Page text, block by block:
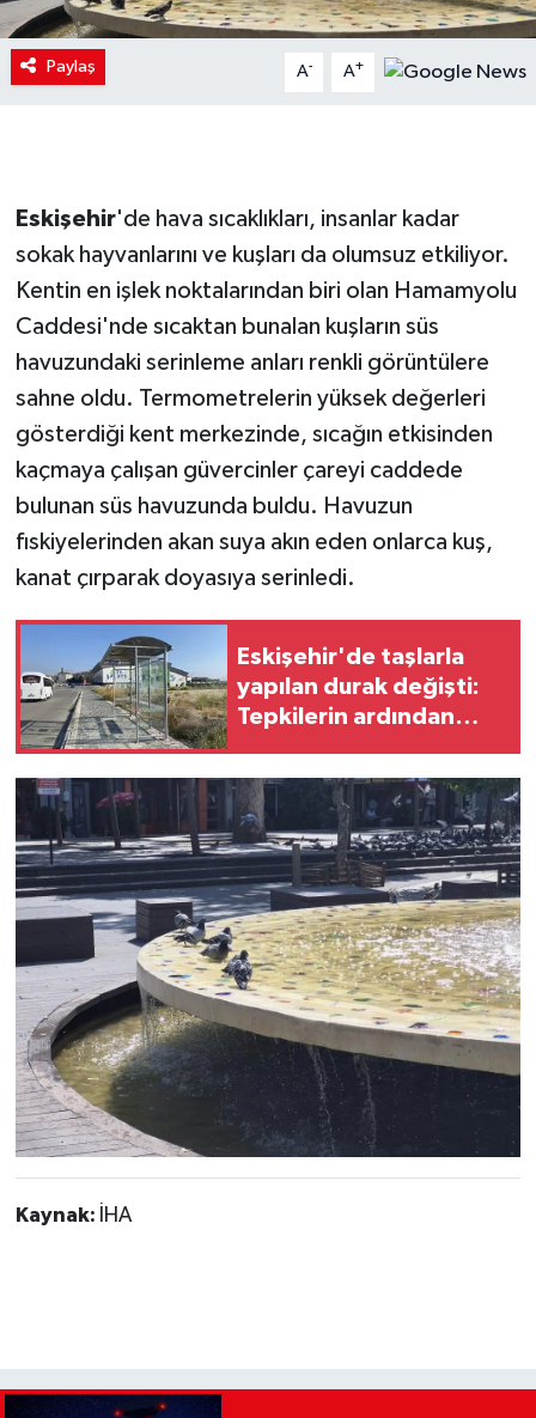
Paylaş A- A+
Eskişehir'de hava sıcaklıkları, insanlar kadar
sokak hayvanlarını ve kuşları da olumsuz etkiliyor.
Kentin en işlek noktalarından biri olan Hamamyolu
Caddesi'nde sıcaktan bunalan kuşların süs
havuzundaki serinleme anları renkli görüntülere
sahne oldu. Termometrelerin yüksek değerleri
gösterdiği kent merkezinde, sıcağın etkisinden
kaçmaya çalışan güvercinler çareyi caddede
bulunan süs havuzunda buldu. Havuzun
fıskiyelerinden akan suya akın eden onlarca kuş,
kanat çırparak doyasıya serinledi.
Eskişehir'de taşlarla
yapılan durak değişti:
Tepkilerin ardından
Kaynak: İHA